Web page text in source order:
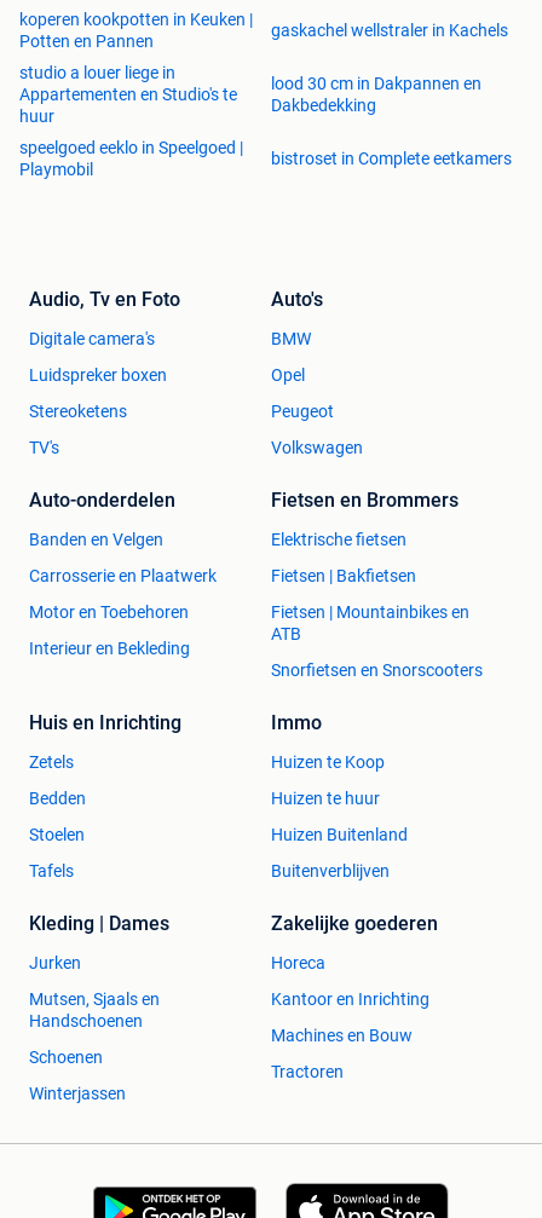
koperen kookpotten in Keuken |
Potten en Pannen
gaskachel wellstraler in Kachels
studio a louer liege in
Appartementen en Studio's te
huur
lood 30 cm in Dakpannen en
Dakbedekking
speelgoed eeklo in Speelgoed |
Playmobil
bistroset in Complete eetkamers
Audio, Tv en Foto
Digitale camera's
Luidspreker boxen
Stereoketens
TV's
Auto's
BMW
Opel
Peugeot
Volkswagen
Auto-onderdelen
Banden en Velgen
Carrosserie en Plaatwerk
Motor en Toebehoren
Interieur en Bekleding
Fietsen en Brommers
Elektrische fietsen
Fietsen | Bakfietsen
Fietsen | Mountainbikes en
ATB
Snorfietsen en Snorscooters
Huis en Inrichting
Zetels
Bedden
Stoelen
Tafels
Immo
Huizen te Koop
Huizen te huur
Huizen Buitenland
Buitenverblijven
Kleding | Dames
Jurken
Mutsen, Sjaals en
Handschoenen
Schoenen
Winterjassen
Zakelijke goederen
Horeca
Kantoor en Inrichting
Machines en Bouw
Tractoren